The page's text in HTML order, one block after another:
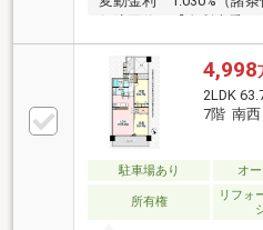
保障団信が【金利上乗せ
円でも可能！・諸費用も
可能！※2026年8月現在
コニー■食器洗浄機付き
ク・TVモニター付イン
【リフォーム内容】〇
面台、トイレ、防水パ
ロア、クロス、フロー
付、ダウンライト設置
クリーニング他
4,998
2LDK
7階 南西
駐車場あり オ
所有権
リフォ